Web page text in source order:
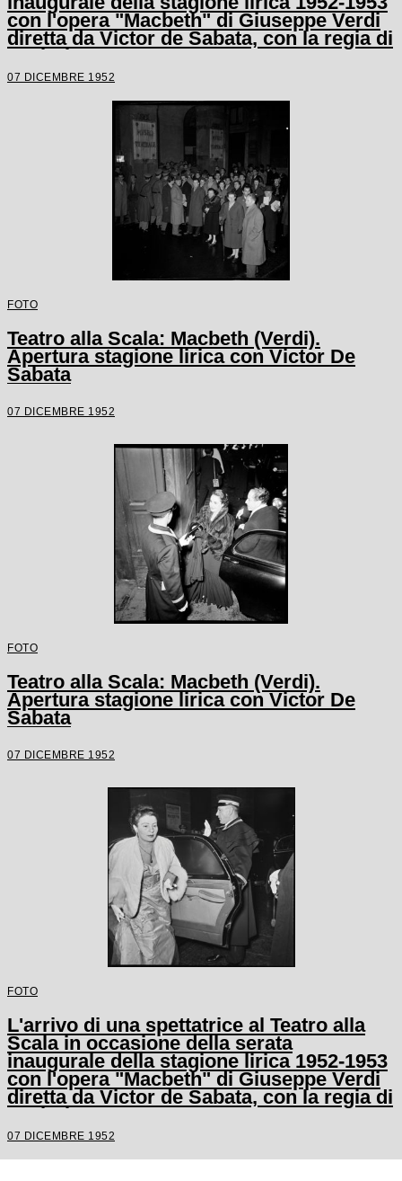
con l'opera "Macbeth" di Giuseppe Verdi
diretta da Victor de Sabata, con la regia di
Carl Ebert
07 DICEMBRE 1952
FOTO
Teatro alla Scala: Macbeth (Verdi).
Apertura stagione lirica con Victor De
Sabata
07 DICEMBRE 1952
FOTO
Teatro alla Scala: Macbeth (Verdi).
Apertura stagione lirica con Victor De
Sabata
07 DICEMBRE 1952
FOTO
L'arrivo di una spettatrice al Teatro alla
Scala in occasione della serata
inaugurale della stagione lirica 1952-1953
con l'opera "Macbeth" di Giuseppe Verdi
diretta da Victor de Sabata, con la regia di
Carl Ebert
07 DICEMBRE 1952